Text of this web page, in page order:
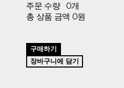
주문 수량
0개
총 상품 금액 0원
구매하기
장바구니에 담기